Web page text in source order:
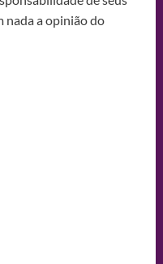
nada a opinião do